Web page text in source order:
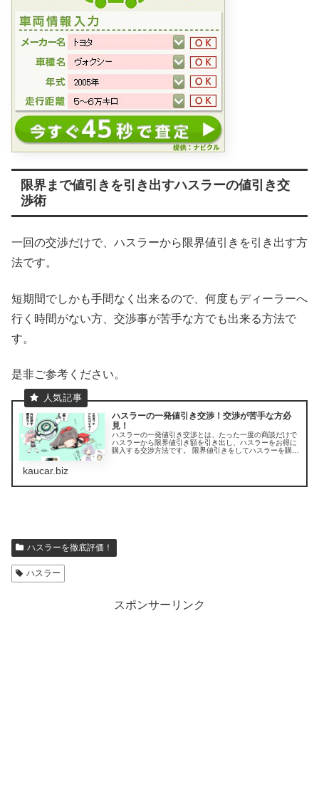
限界まで値引きを引き出すハスラーの値引き交
渉術
一回の交渉だけで、ハスラーから限界値引きを引き出す方
法です。
短期間でしかも手間なく出来るので、何度もディーラーへ
行く時間がない方、交渉事が苦手な方でも出来る方法で
す。
是非ご参考ください。
ハスラーの一発値引き交渉！交渉が苦手な方必
見！
ハスラーの一発値引き交渉とは、たった一度の商談だけで
ハスラーから限界値引き額を引き出し、ハスラーをお得に
購入する交渉方法です。 限界値引きをしてハスラーを購入
kaucar.biz
ハスラーを徹底評価！
ハスラー
スポンサーリンク